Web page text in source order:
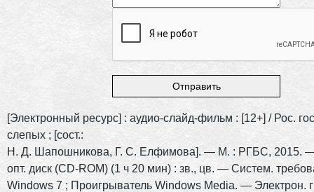
[Электронный ресурс] : аудио-слайд-фильм : [12+] / Рос.
слепых ; [сост.:
Н. Д. Шапошникова, Г. С. Елфимова]. — М. : РГБС, 2015. —
опт. диск (CD-ROM) (1 ч 20 мин) : зв., цв. — Систем.
Windows 7 ; Проигрыватель Windows Media. — Электрон.